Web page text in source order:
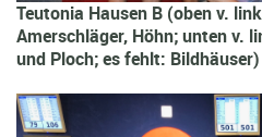
Teutonia Hausen B (oben v.
Amerschläger, Höhn; unten v.
und Ploch; es fehlt: Bildhäuser)